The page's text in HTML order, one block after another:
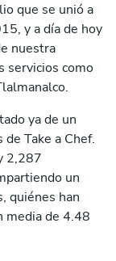
que se unió a
y a día de hoy
nuestra
servicios como
ya de un
Take a Chef.
2,287
un
quiénes han
media de 4.48